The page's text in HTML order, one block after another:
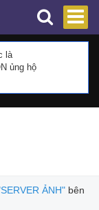
là
ủng hộ
ẢNH"bên